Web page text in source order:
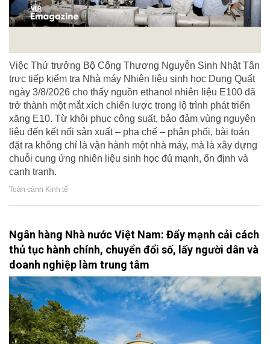
Việc Thứ trưởng Bộ Công Thương Nguyễn Sinh Nhật Tân
trực tiếp kiểm tra Nhà máy Nhiên liệu sinh học Dung Quất
ngày 3/8/2026 cho thấy nguồn ethanol nhiên liệu E100 đã
trở thành một mắt xích chiến lược trong lộ trình phát triển
xăng E10. Từ khôi phục công suất, bảo đảm vùng nguyên
liệu đến kết nối sản xuất – pha chế – phân phối, bài toán
đặt ra không chỉ là vận hành một nhà máy, mà là xây dựng
chuỗi cung ứng nhiên liệu sinh học đủ mạnh, ổn định và
cạnh tranh.
Toàn cảnh Kinh tế
Ngân hàng Nhà nước Việt Nam: Đẩy mạnh cải cách
thủ tục hành chính, chuyển đổi số, lấy người dân và
doanh nghiệp làm trung tâm